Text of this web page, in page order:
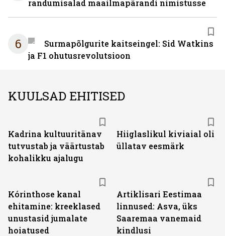
randumisalad maailmapärandi nimistusse
6
Surmapõlgurite kaitseingel: Sid Watkins
ja F1 ohutusrevolutsioon
KUULSAD EHITISED
Kadrina kultuuritänav
tutvustab ja väärtustab
kohalikku ajalugu
Hiiglaslikul kiviaial oli
üllatav eesmärk
Kórinthose kanal
ehitamine: kreeklased
unustasid jumalate
hoiatused
Artiklisari Eestimaa
linnused: Asva, üks
Saaremaa vanemaid
kindlusi